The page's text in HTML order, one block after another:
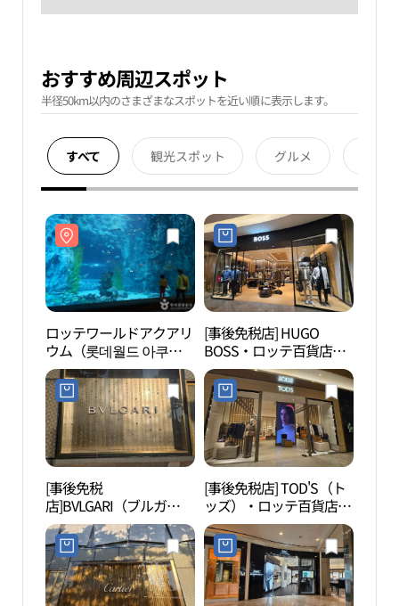
おすすめ周辺スポット
半径50km以内のさまざまなスポットを近い順に表示します。
すべて 観光スポット グルメ
ロッテワールドアクアリ
ウム（롯데월드 아쿠아
리움）
[事後免税店] HUGO
BOSS・ロッテ百貨店チ
ャムシル（蚕室）
AVENUEL（アヴェニュ
エル）店(휴고보스 롯데
백화점 잠실 에비뉴엘점)
[事後免税
店]BVLGARI（ブルガ
リ）・ロッテ百貨店チャ
ムシル（蚕室）
AVENUEL（アヴェニュ
エル）店(불가리 롯데백
화점 잠실 에비뉴엘점)
[事後免税店] TOD'S（ト
ッズ）・ロッテ百貨店チ
ャムシル（蚕室）
AVENUEL（アヴェニュ
エル）店(토즈 롯데백화
점 잠실 에비뉴엘점)